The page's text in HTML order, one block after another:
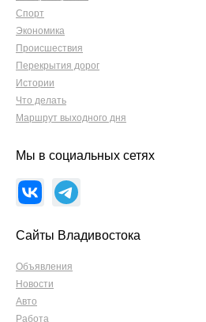
Спорт
Экономика
Происшествия
Перекрытия дорог
Истории
Что делать
Маршрут выходного дня
Мы в социальных сетях
Сайты Владивостока
Объявления
Новости
Авто
Работа